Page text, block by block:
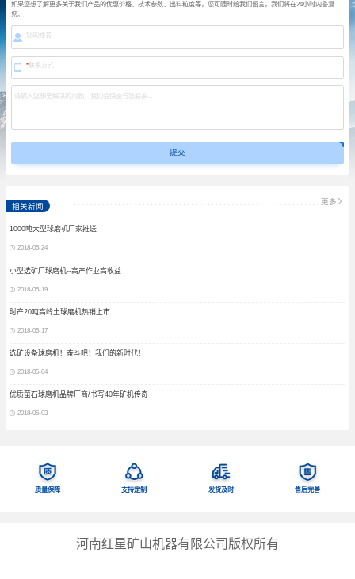
如果您想了解更多关于我们产品的优惠价格、技术参数、出料粒度等，您可随时给我们留言，我们将在24小时内答复
您。
您的姓名
*联系方式
请输入您想要解决的问题，我们会快速与您联系...
相关新闻
更多
1000吨大型球磨机厂家推送
2018-05-24
小型选矿厂球磨机--高产作业高收益
2018-05-19
时产20吨高岭土球磨机热销上市
2018-05-17
选矿设备球磨机！奋斗吧！我们的新时代！
2018-05-04
优质萤石球磨机品牌厂商/书写40年矿机传奇
2018-05-03
质量保障 支持定制 发货及时 售后完善
河南红星矿山机器有限公司版权所有